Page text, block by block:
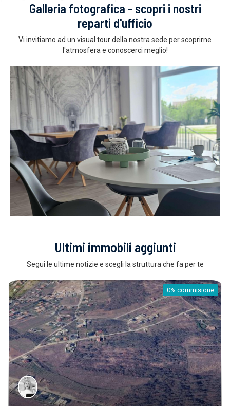
Galleria fotografica - scopri i nostri
reparti d'ufficio
Vi invitiamo ad un visual tour della nostra sede per scoprirne
l'atmosfera e conoscerci meglio!
Ultimi immobili aggiunti
Segui le ultime notizie e scegli la struttura che fa per te
0% commisione